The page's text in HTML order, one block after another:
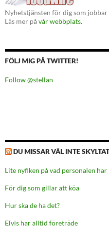
Nyhetstjänsten för dig som
Läs mer påvår webbplats.
FÖLJ MIG PÅ TWITTER!
Follow @stellan
DU MISSAR VÄL INTE
Lite nyfiken på vad personalen
För dig som gillar att köa
Hur ska de ha det?
Elvis har alltid företräde